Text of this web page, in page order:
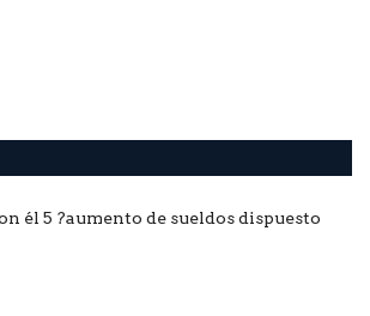
él 5 ?aumento de sueldos dispuesto